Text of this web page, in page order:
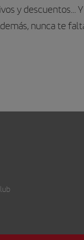
y descuentos…
nunca te